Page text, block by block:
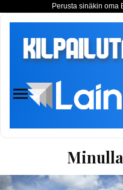
Perusta sinäkin oma